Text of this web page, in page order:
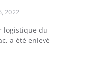
2022
logistique du
a été enlevé